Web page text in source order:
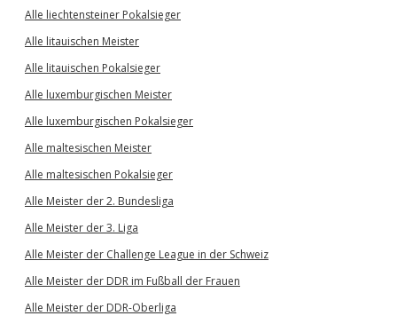
Alle liechtensteiner Pokalsieger
Alle litauischen Meister
Alle litauischen Pokalsieger
Alle luxemburgischen Meister
Alle luxemburgischen Pokalsieger
Alle maltesischen Meister
Alle maltesischen Pokalsieger
Alle Meister der 2. Bundesliga
Alle Meister der 3. Liga
Alle Meister der Challenge League in der Schweiz
Alle Meister der DDR im Fußball der Frauen
Alle Meister der DDR-Oberliga